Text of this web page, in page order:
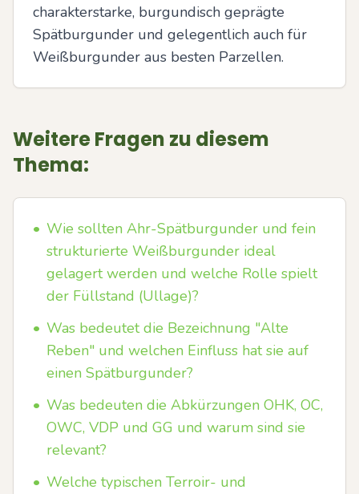
charakterstarke, burgundisch geprägte
Spätburgunder und gelegentlich auch für
Weißburgunder aus besten Parzellen.
Weitere Fragen zu diesem
Thema:
• Wie sollten Ahr-Spätburgunder und fein
strukturierte Weißburgunder ideal
gelagert werden und welche Rolle spielt
der Füllstand (Ullage)?
• Was bedeutet die Bezeichnung "Alte
Reben" und welchen Einfluss hat sie auf
einen Spätburgunder?
• Was bedeuten die Abkürzungen OHK, OC,
OWC, VDP und GG und warum sind sie
relevant?
• Welche typischen Terroir- und